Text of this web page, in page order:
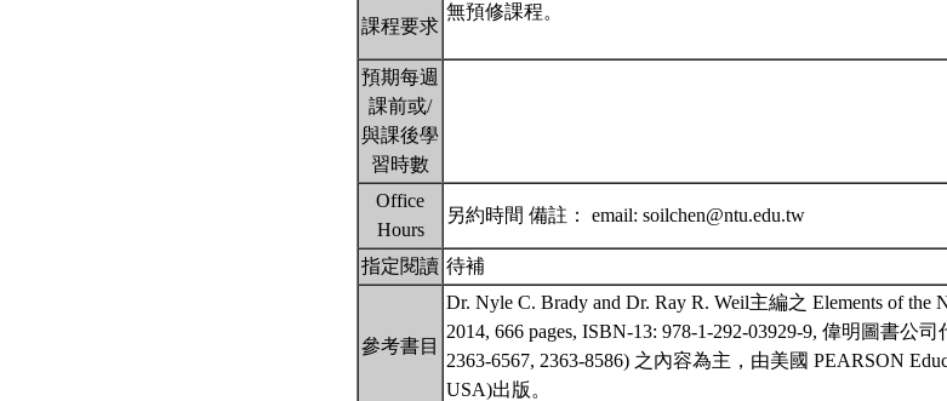
課程要求
無預修課程。
預期每週
課前或/
與課後學
習時數
Office
Hours
另約時間 備註： email: soilchen@ntu.edu.tw
指定閱讀 待補
參考書目
Dr. Nyle C. Brady and Dr. Ray R. Weil主編之 Elements of the
2014, 666 pages, ISBN-13: 978-1-292-03929-9, 偉明圖書公
2363-6567, 2363-8586) 之內容為主，由美國 PEARSON
USA)出版。